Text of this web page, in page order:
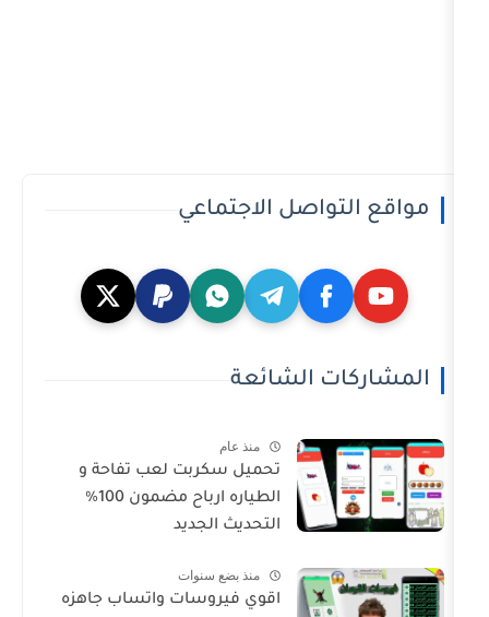
الاجتماعي
الشائعة
منذ عام
تحميل سكربت لعب تفاحة و
الطياره ارباح مضمون 100%
التحديث الجديد
منذ بضع سنوات
اقوي فيروسات واتساب جاهزه